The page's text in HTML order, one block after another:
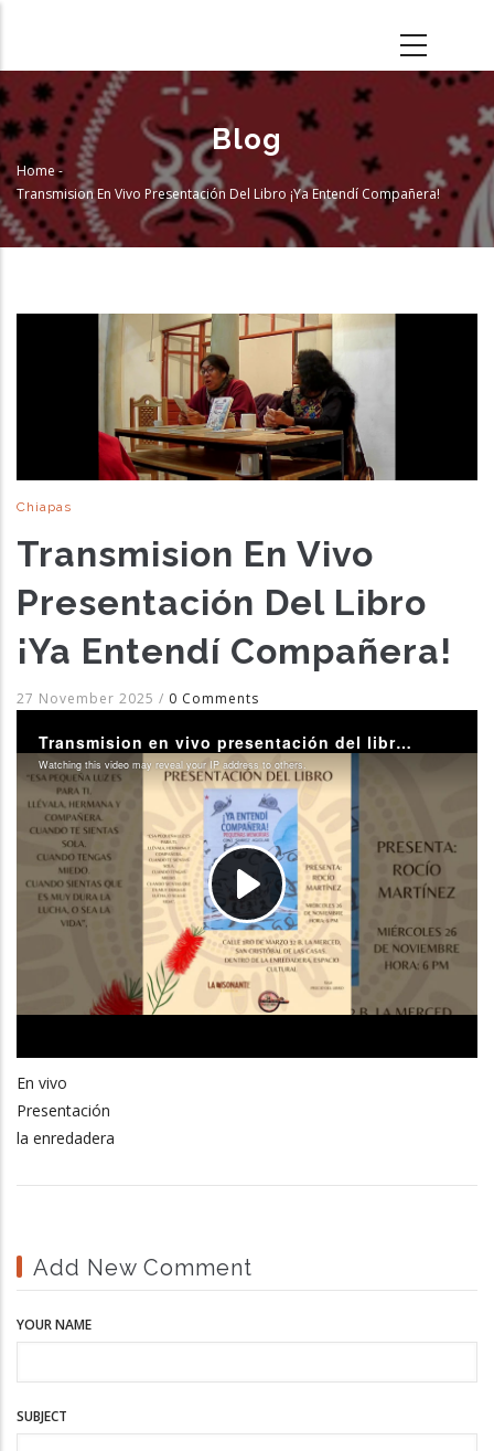
main
content
Blog
Breadcrumb
Home -
Transmision En Vivo Presentación Del Libro ¡Ya Entendí Compañera!
Chiapas
Transmision En Vivo
Presentación Del Libro
¡Ya Entendí Compañera!
27 November 2025 / 0 Comments
En vivo
Presentación
la enredadera
Add New Comment
YOUR NAME
SUBJECT